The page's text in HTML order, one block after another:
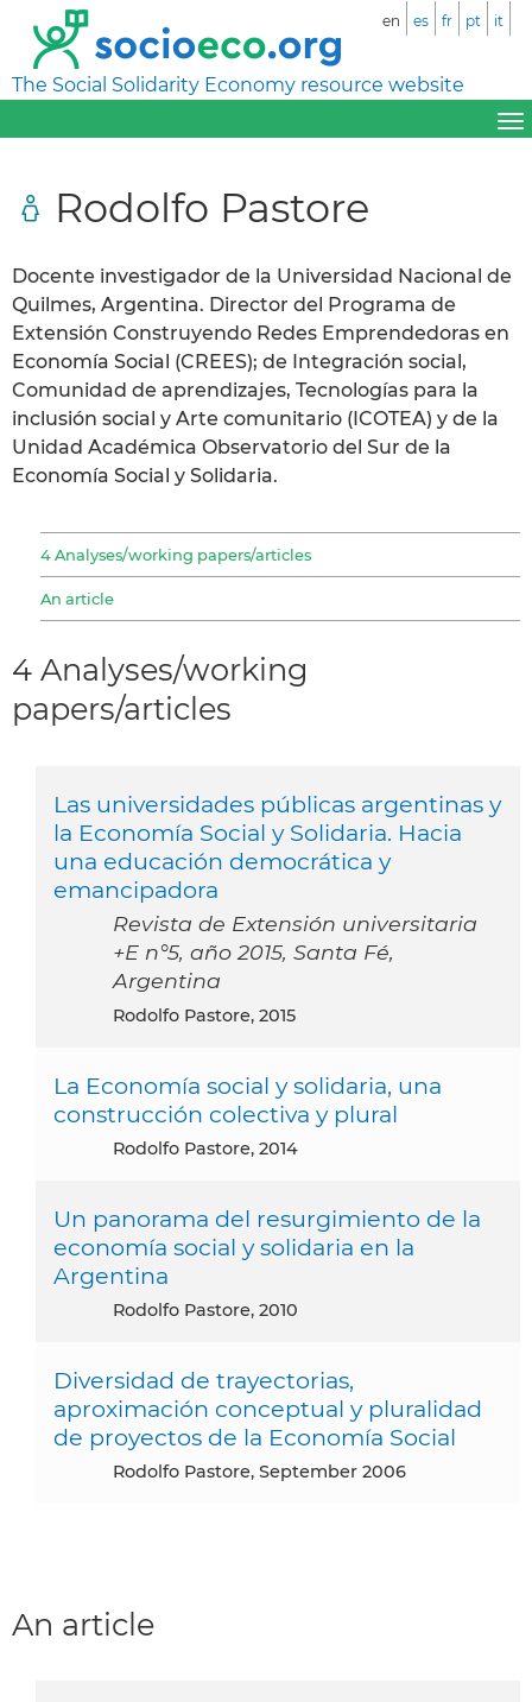
The Social Solidarity Economy resource website
en es fr pt it
Rodolfo Pastore
Docente investigador de la Universidad Nacional de
Quilmes, Argentina. Director del Programa de
Extensión Construyendo Redes Emprendedoras en
Economía Social (CREES); de Integración social,
Comunidad de aprendizajes, Tecnologías para la
inclusión social y Arte comunitario (ICOTEA) y de la
Unidad Académica Observatorio del Sur de la
Economía Social y Solidaria.
4 Analyses/working papers/articles
An article
4 Analyses/working
papers/articles
Las universidades públicas argentinas y
la Economía Social y Solidaria. Hacia
una educación democrática y
emancipadora
Revista de Extensión universitaria
+E n°5, año 2015, Santa Fé,
Argentina
Rodolfo Pastore, 2015
La Economía social y solidaria, una
construcción colectiva y plural
Rodolfo Pastore, 2014
Un panorama del resurgimiento de la
economía social y solidaria en la
Argentina
Rodolfo Pastore, 2010
Diversidad de trayectorias,
aproximación conceptual y pluralidad
de proyectos de la Economía Social
Rodolfo Pastore, September 2006
An article